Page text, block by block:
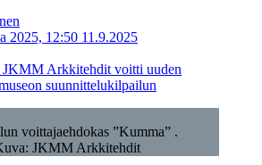
2025, 12:50 11.9.2025
Arkkitehdit voitti uuden
suunnittelukilpailun
voittajaehdokas ”Kumma” .
JKMM Arkkitehdit